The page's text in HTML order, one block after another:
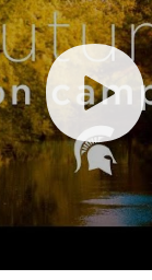
play